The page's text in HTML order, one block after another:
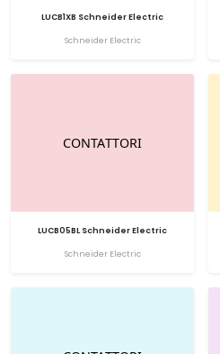
LUCB1XB Schneider Electric
Schneider Electric
LUCB05BL Schneider Electric
Schneider Electric